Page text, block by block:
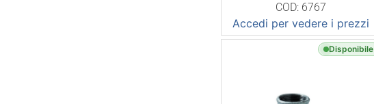
COD: 6767
Accedi per vedere i prezzi
Disponibile